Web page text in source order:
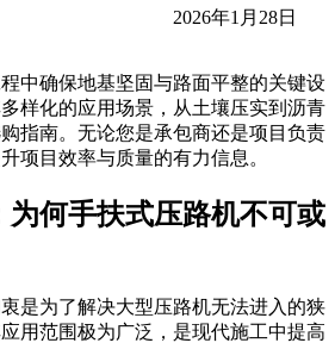
2026年1月28日
中确保地基坚固与路面平整的关键设
样化的应用场景，从土壤压实到沥青
指南。无论您是承包商还是项目负责
项目效率与质量的有力信息。
为何手扶式压路机不可或
是为了解决大型压路机无法进入的狭
用范围极为广泛，是现代施工中提高